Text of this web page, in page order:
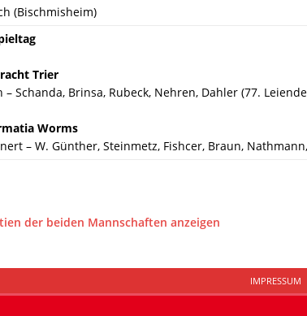
(Bischmisheim)
Trier
– Schanda, Brinsa, Rubeck, Nehren, Dahler (77.
Worms
– W. Günther, Steinmetz, Fishcer, Braun,
der beiden Mannschaften anzeigen
IMPRESSUM